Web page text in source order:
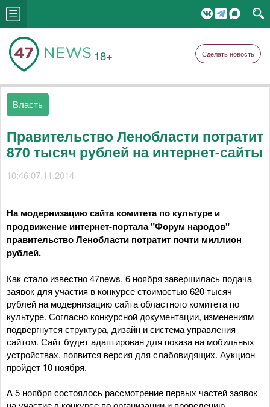
18+ Сделать новость
Власть
Правительство Ленобласти потратит
870 тысяч рублей на интернет-сайты
10:46 07.11.2014
На модернизацию сайта комитета по культуре и
продвижение интернет-портала "Форум народов"
правительство Ленобласти потратит почти миллион
рублей.
Как стало известно 47news, 6 ноября завершилась подача
заявок для участия в конкурсе стоимостью 620 тысяч
рублей на модернизацию сайта областного комитета по
культуре. Согласно конкурсной документации, изменениям
подвергнутся структура, дизайн и система управления
сайтом. Сайт будет адаптирован для показа на мобильных
устройствах, появится версия для слабовидящих. Аукцион
пройдет 10 ноября.
А 5 ноября состоялось рассмотрение первых частей заявок